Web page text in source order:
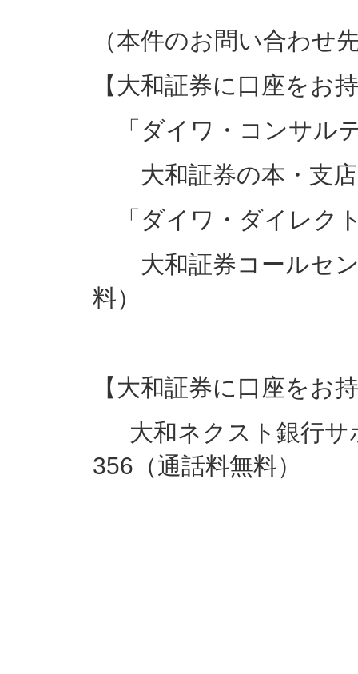
（本件のお問い合わせ
【大和証券に口座をお
「ダイワ・コンサル
大和証券の本・支店
「ダイワ・ダイレク
大和証券コールセン
料）
【大和証券に口座をお
大和ネクスト銀行サ
356（通話料無料）